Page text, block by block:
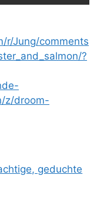
r/Jung/comments
?
z/droom-
geduchte